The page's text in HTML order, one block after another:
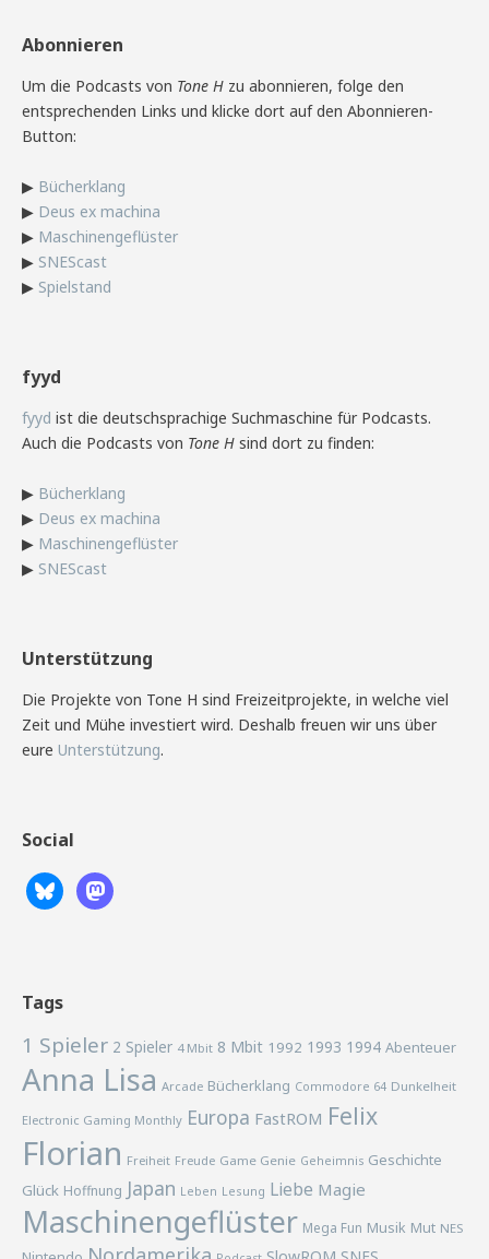
Abonnieren
Um die Podcasts von Tone H zu abonnieren, folge den
entsprechenden Links und klicke dort auf den Abonnieren-
Button:
▶ Bücherklang
▶ Deus ex machina
▶ Maschinengeflüster
▶ SNEScast
▶ Spielstand
fyyd
fyyd ist die deutschsprachige Suchmaschine für Podcasts.
Auch die Podcasts von Tone H sind dort zu finden:
▶ Bücherklang
▶ Deus ex machina
▶ Maschinengeflüster
▶ SNEScast
Unterstützung
Die Projekte von Tone H sind Freizeitprojekte, in welche viel
Zeit und Mühe investiert wird. Deshalb freuen wir uns über
eure Unterstützung.
Social
Tags
1 Spieler 2 Spieler 4 Mbit 8 Mbit 1992 1993 1994 Abenteuer
Anna Lisa Arcade Bücherklang Commodore 64 Dunkelheit
Electronic Gaming Monthly Europa FastROM Felix
Florian Freiheit Freude Game Genie Geheimnis Geschichte
Glück Hoffnung Japan Leben Lesung Liebe Magie
Maschinengeflüster Mega Fun Musik Mut NES